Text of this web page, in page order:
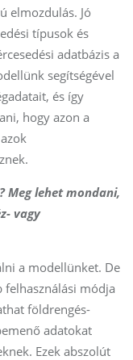
elmozdulás. Jó
típusok és
adatbázis a
segítségével
és így
hogy azon a
Meg lehet mondani,
vagy
a modellünket. De
felhasználási módja
földrengés-
adatokat
Ezek abszolút